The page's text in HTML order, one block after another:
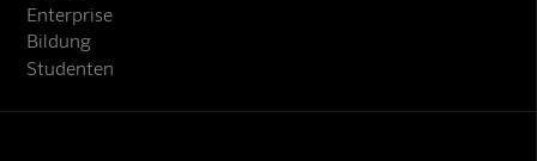
Enterprise
Bildung
Studenten